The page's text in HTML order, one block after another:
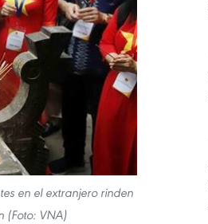
en el extranjero rinden
(Foto: VNA)